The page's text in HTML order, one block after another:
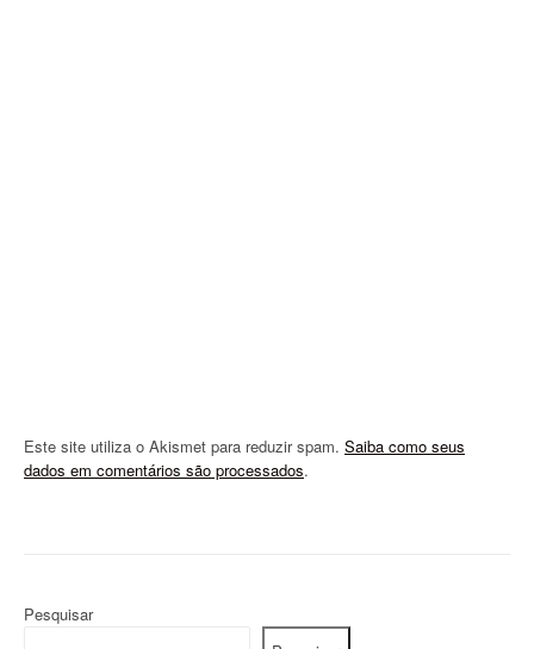
Este site utiliza o Akismet para reduzir spam. Saiba como seus
dados em comentários são processados.
Pesquisar